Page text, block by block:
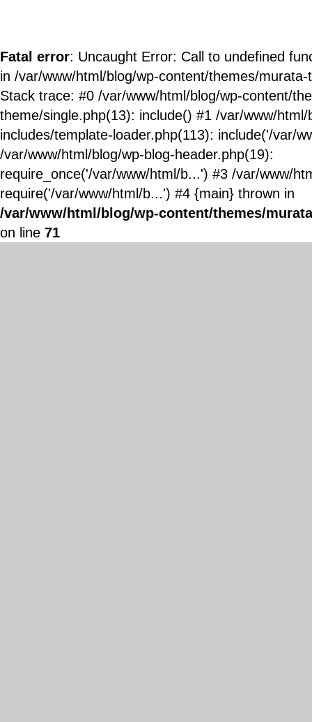
Fatal error: Uncaught Error: Call to undefined
in /var/www/html/blog/wp-content/themes/
Stack trace: #0 /var/www/html/blog/wp-content/
theme/single.php(13): include() #1 /var/www/html/
includes/template-loader.php(113): include('/var/
/var/www/html/blog/wp-blog-header.php(19):
require_once('/var/www/html/b...') #3 /var/www/
require('/var/www/html/b...') #4 {main} thrown in
/var/www/html/blog/wp-content/themes/
on line 71